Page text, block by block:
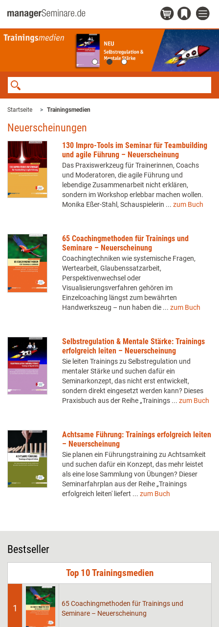
Startseite Trainingsmedien
Neuerscheinungen
130 Impro-Tools im Seminar für Teambuilding
und agile Führung – Neuerscheinung
Das Praxiswerkzeug für Trainerinnen, Coachs
und Moderatoren, die agile Führung und
lebendige Zusammenarbeit nicht erklären,
sondern im Workshop erlebbar machen wollen.
Monika Eßer-Stahl, Schauspielerin ... zum Buch
65 Coachingmethoden für Trainings und
Seminare – Neuerscheinung
Coachingtechniken wie systemische Fragen,
Wertearbeit, Glaubenssatzarbeit,
Perspektivenwechsel oder
Visualisierungsverfahren gehören im
Einzelcoaching längst zum bewährten
Handwerkszeug – nun haben die ... zum Buch
Selbstregulation & Mentale Stärke: Trainings
erfolgreich leiten – Neuerscheinung
Sie leiten Trainings zu Selbstregulation und
mentaler Stärke und suchen dafür ein
Seminarkonzept, das nicht erst entwickelt,
sondern direkt eingesetzt werden kann? Dieses
Praxisbuch aus der Reihe „Trainings ... zum Buch
Achtsame Führung: Trainings erfolgreich leiten
– Neuerscheinung
Sie planen ein Führungstraining zu Achtsamkeit
und suchen dafür ein Konzept, das mehr leistet
als eine lose Sammlung von Übungen? Dieser
Seminarfahrplan aus der Reihe „Trainings
erfolgreich leiten' liefert ... zum Buch
Bestseller
Top 10 Trainingsmedien
1
65 Coachingmethoden für Trainings und
Seminare – Neuerscheinung